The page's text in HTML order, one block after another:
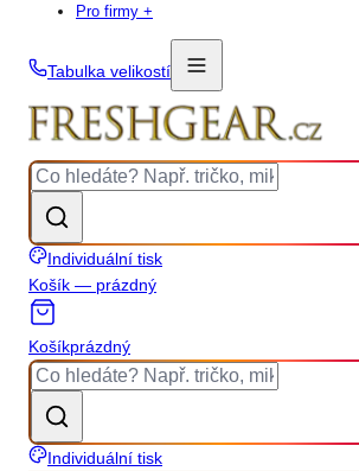
Pro firmy +
Tabulka velikostí
Individuální tisk
Košík — prázdný
Košíkprázdný
Individuální tisk